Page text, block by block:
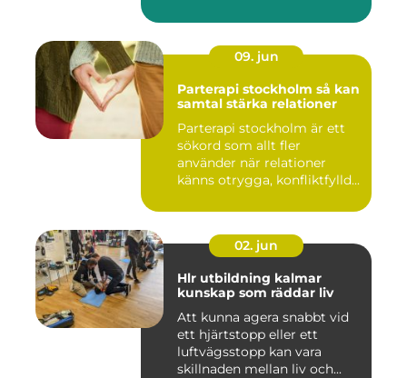
09. jun
Parterapi stockholm så kan
samtal stärka relationer
Parterapi stockholm är ett
sökord som allt fler
använder när relationer
känns otrygga, konfliktfylld...
02. jun
Hlr utbildning kalmar
kunskap som räddar liv
Att kunna agera snabbt vid
ett hjärtstopp eller ett
luftvägsstopp kan vara
skillnaden mellan liv och...